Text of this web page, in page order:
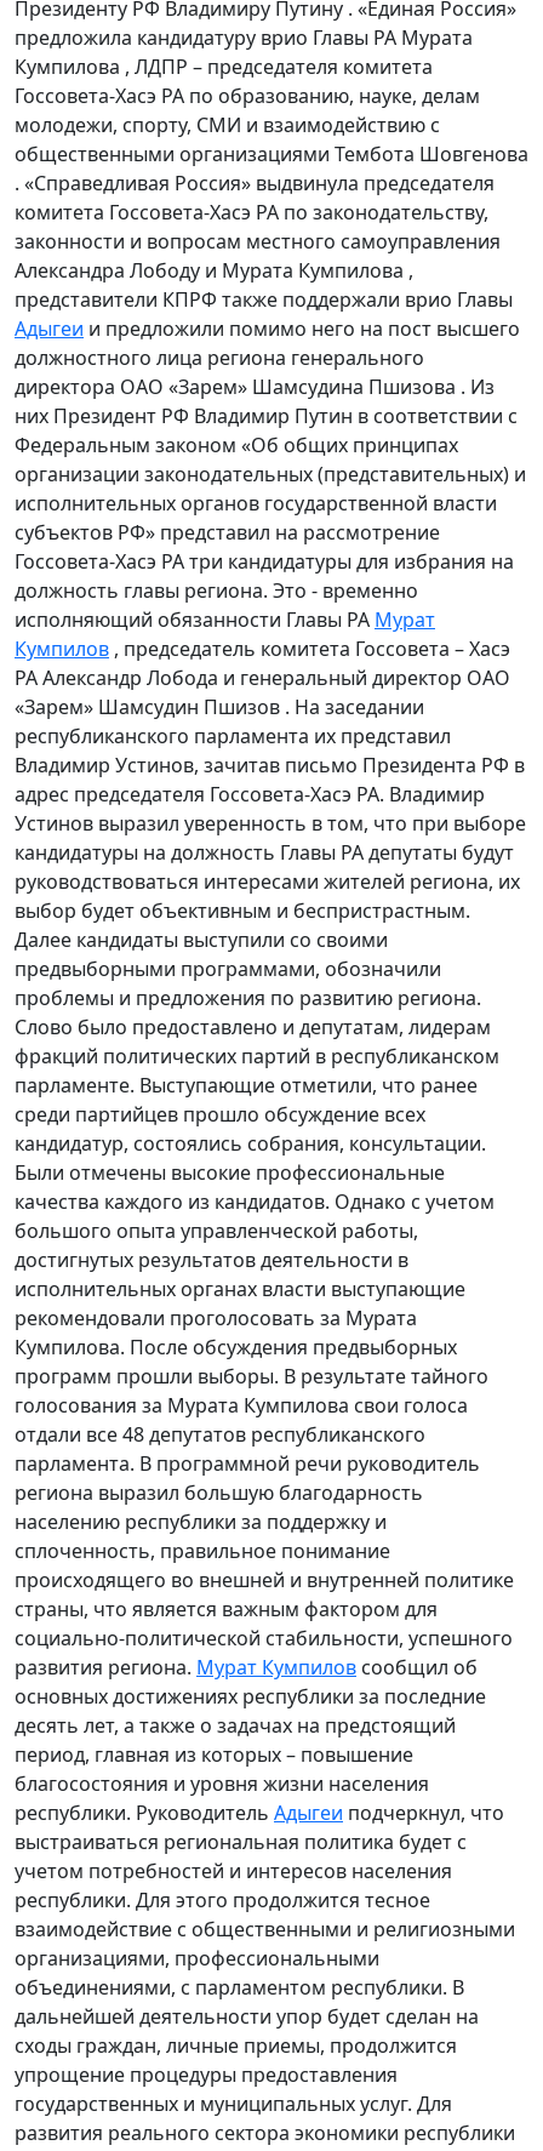
Президенту РФ Владимиру Путину . «Единая Россия»
предложила кандидатуру врио Главы РА Мурата
Кумпилова , ЛДПР – председателя комитета
Госсовета-Хасэ РА по образованию, науке, делам
молодежи, спорту, СМИ и взаимодействию с
общественными организациями Тембота Шовгенова
. «Справедливая Россия» выдвинула председателя
комитета Госсовета-Хасэ РА по законодательству,
законности и вопросам местного самоуправления
Александра Лободу и Мурата Кумпилова ,
представители КПРФ также поддержали врио Главы
Адыгеи и предложили помимо него на пост высшего
должностного лица региона генерального
директора ОАО «Зарем» Шамсудина Пшизова . Из
них Президент РФ Владимир Путин в соответствии с
Федеральным законом «Об общих принципах
организации законодательных (представительных) и
исполнительных органов государственной власти
субъектов РФ» представил на рассмотрение
Госсовета-Хасэ РА три кандидатуры для избрания на
должность главы региона. Это - временно
исполняющий обязанности Главы РА Мурат
Кумпилов , председатель комитета Госсовета – Хасэ
РА Александр Лобода и генеральный директор ОАО
«Зарем» Шамсудин Пшизов . На заседании
республиканского парламента их представил
Владимир Устинов, зачитав письмо Президента РФ в
адрес председателя Госсовета-Хасэ РА. Владимир
Устинов выразил уверенность в том, что при выборе
кандидатуры на должность Главы РА депутаты будут
руководствоваться интересами жителей региона, их
выбор будет объективным и беспристрастным.
Далее кандидаты выступили со своими
предвыборными программами, обозначили
проблемы и предложения по развитию региона.
Слово было предоставлено и депутатам, лидерам
фракций политических партий в республиканском
парламенте. Выступающие отметили, что ранее
среди партийцев прошло обсуждение всех
кандидатур, состоялись собрания, консультации.
Были отмечены высокие профессиональные
качества каждого из кандидатов. Однако с учетом
большого опыта управленческой работы,
достигнутых результатов деятельности в
исполнительных органах власти выступающие
рекомендовали проголосовать за Мурата
Кумпилова. После обсуждения предвыборных
программ прошли выборы. В результате тайного
голосования за Мурата Кумпилова свои голоса
отдали все 48 депутатов республиканского
парламента. В программной речи руководитель
региона выразил большую благодарность
населению республики за поддержку и
сплоченность, правильное понимание
происходящего во внешней и внутренней политике
страны, что является важным фактором для
социально-политической стабильности, успешного
развития региона. Мурат Кумпилов сообщил об
основных достижениях республики за последние
десять лет, а также о задачах на предстоящий
период, главная из которых – повышение
благосостояния и уровня жизни населения
республики. Руководитель Адыгеи подчеркнул, что
выстраиваться региональная политика будет с
учетом потребностей и интересов населения
республики. Для этого продолжится тесное
взаимодействие с общественными и религиозными
организациями, профессиональными
объединениями, с парламентом республики. В
дальнейшей деятельности упор будет сделан на
сходы граждан, личные приемы, продолжится
упрощение процедуры предоставления
государственных и муниципальных услуг. Для
развития реального сектора экономики республики